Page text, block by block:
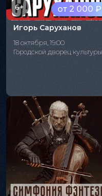
от 2 000 ₽
6+
Игорь Саруханов
18 октября, 19:00
Городской дворец культуры